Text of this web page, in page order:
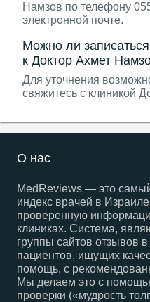
Намзов по телефону
электронной почте.
Можно ли
к Доктор Ахмет
Для уточнения
свяжитесь с клиникой
О нас
MedReviews — это
индекс врачей в
проверенную
клиниках. Система,
группы сайтов отзывов
пациентов, ищущих
помощь, с
Мы делаем это с
проверки («мудрость